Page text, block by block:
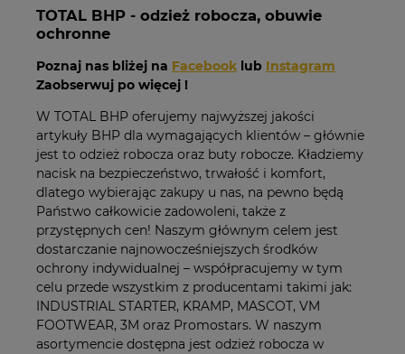
TOTAL BHP - odzież robocza, obuwie
ochronne
Poznaj nas bliżej na Facebook lub Instagram
Zaobserwuj po więcej !
W TOTAL BHP oferujemy najwyższej jakości
artykuły BHP dla wymagających klientów – głównie
jest to odzież robocza oraz buty robocze. Kładziemy
nacisk na bezpieczeństwo, trwałość i komfort,
dlatego wybierając zakupy u nas, na pewno będą
Państwo całkowicie zadowoleni, także z
przystępnych cen! Naszym głównym celem jest
dostarczanie najnowocześniejszych środków
ochrony indywidualnej – współpracujemy w tym
celu przede wszystkim z producentami takimi jak:
INDUSTRIAL STARTER, KRAMP, MASCOT, VM
FOOTWEAR, 3M oraz Promostars. W naszym
asortymencie dostępna jest odzież robocza w